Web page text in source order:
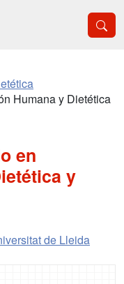
Humana y Dietética
en
y
de Lleida